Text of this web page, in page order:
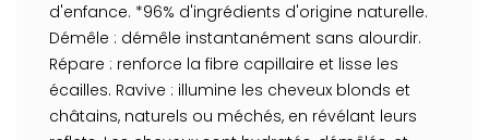
d'enfance. *96% d'ingrédients d'origine naturelle.
Démêle : démêle instantanément sans alourdir.
Répare : renforce la fibre capillaire et lisse les
écailles. Ravive : illumine les cheveux blonds et
châtains, naturels ou méchés, en révélant leurs